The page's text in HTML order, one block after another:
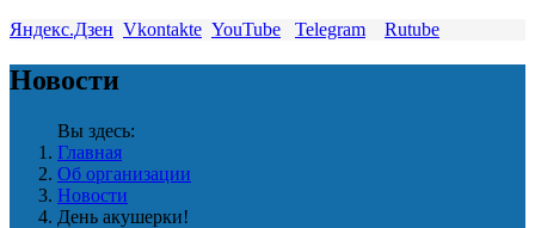
Яндекс.Дзен Vkontakte YouTube Telegram Rutube
Новости
Вы здесь:
Главная
Об организации
Новости
День акушерки!